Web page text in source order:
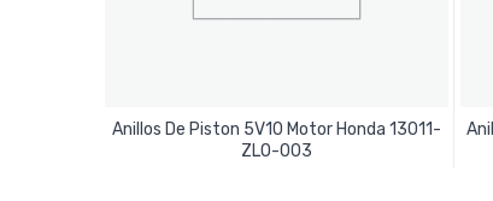
Anillos De Piston 5V10 Motor Honda 13011-
ZLO-003
Leer Más